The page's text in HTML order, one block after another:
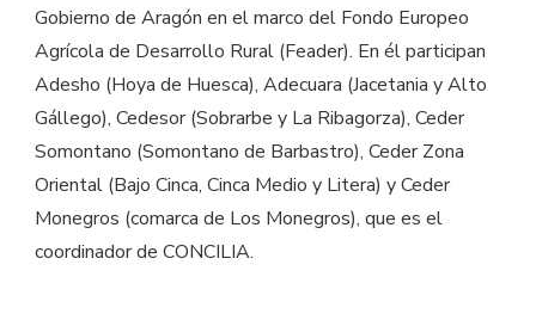
Gobierno de Aragón en el marco del Fondo Europeo
Agrícola de Desarrollo Rural (Feader). En él participan
Adesho (Hoya de Huesca), Adecuara (Jacetania y Alto
Gállego), Cedesor (Sobrarbe y La Ribagorza), Ceder
Somontano (Somontano de Barbastro), Ceder Zona
Oriental (Bajo Cinca, Cinca Medio y Litera) y Ceder
Monegros (comarca de Los Monegros), que es el
coordinador de CONCILIA.